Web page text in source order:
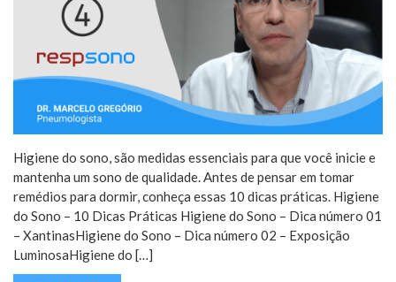
Higiene do sono, são medidas essenciais para que você inicie e
mantenha um sono de qualidade. Antes de pensar em tomar
remédios para dormir, conheça essas 10 dicas práticas. Higiene
do Sono – 10 Dicas Práticas Higiene do Sono – Dica número 01
– XantinasHigiene do Sono – Dica número 02 – Exposição
LuminosaHigiene do […]